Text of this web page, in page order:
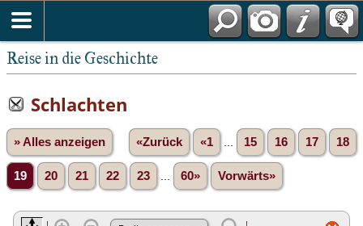
Reise in die Geschichte
Schlachten
» Alles anzeigen «Zurück «1 15 16 17 18
19 20 21 22 23 60» Vorwärts»